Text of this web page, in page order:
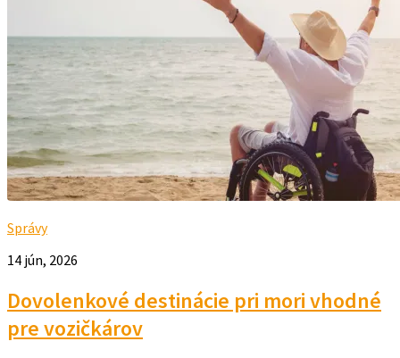
Správy
14 jún, 2026
Dovolenkové destinácie pri mori vhodné
pre vozičkárov